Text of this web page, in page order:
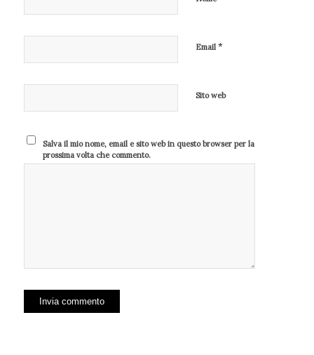
Email *
Sito web
Salva il mio nome, email e sito web in questo browser per la
prossima volta che commento.